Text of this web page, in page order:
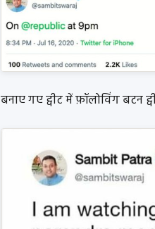
बनाए गए ट्वीट में फ़ॉलोविंग बटन